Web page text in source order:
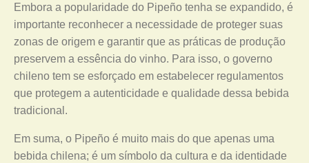
Embora a popularidade do Pipeño tenha se expandido, é
importante reconhecer a necessidade de proteger suas
zonas de origem e garantir que as práticas de produção
preservem a essência do vinho. Para isso, o governo
chileno tem se esforçado em estabelecer regulamentos
que protegem a autenticidade e qualidade dessa bebida
tradicional.
Em suma, o Pipeño é muito mais do que apenas uma
bebida chilena; é um símbolo da cultura e da identidade